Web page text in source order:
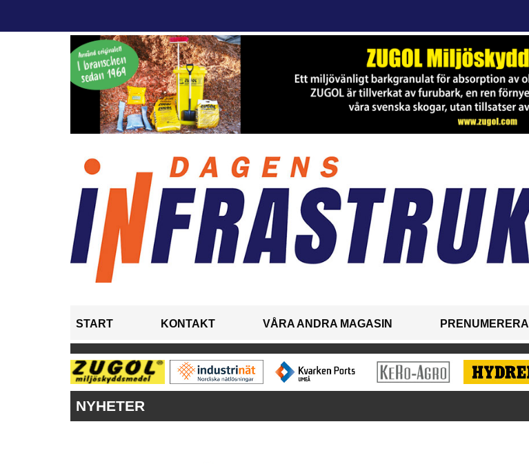
START KONTAKT VÅRA ANDRA MAGASIN PRENUMERERA
NYHETER